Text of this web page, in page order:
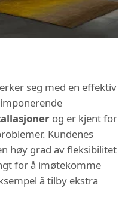
seg med en effektiv
og er kjent for
Kundenes
høy grad av fleksibilitet
for å imøtekomme
å tilby ekstra